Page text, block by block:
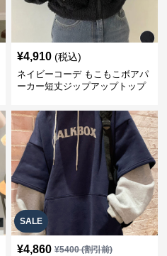
¥4,910 (税込)
ネイビーコーデ もこもこボアパ
ーカー短丈ジップアップトップ
SALE
¥4,860 ¥5400(割引前)